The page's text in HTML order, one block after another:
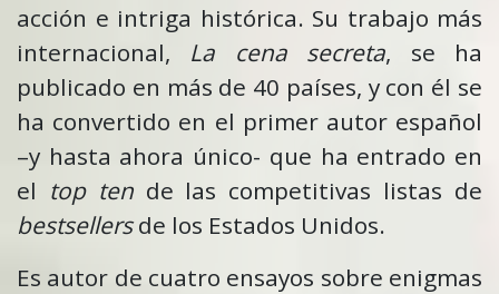
acción e intriga histórica. Su trabajo más
internacional, La cena secreta, se ha
publicado en más de 40 países, y con él se
ha convertido en el primer autor español
–y hasta ahora único- que ha entrado en
el top tende las competitivas listas de
bestsellersde los Estados Unidos.
Es autor de cuatro ensayos sobre enigmas